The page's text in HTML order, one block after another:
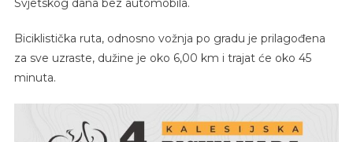
Svjetskog dana bez automobila.
Biciklistička ruta, odnosno vožnja po gradu je prilagođena
za sve uzraste, dužine je oko 6,00 km i trajat će oko 45
minuta.